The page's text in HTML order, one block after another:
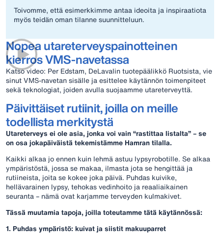
Toivomme, että esimerkkimme antaa ideoita ja inspiraatiota
myös teidän oman tilanne suunnitteluun.
Nopea utareterveyspainotteinen
kierros VMS-navetassa
Katso video: Per Edstam, DeLavalin tuotepäälikkö Ruotsista, vie
sinut VMS-navetan sisälle ja esittelee käytännön toimenpiteet
sekä teknologiat, joiden avulla suojaamme utareterveyttä.
Päivittäiset rutiinit, joilla on meille
todellista merkitystä
Utareterveys ei ole asia, jonka voi vain “rastittaa listalta” – se
on osa jokapäiväistä tekemistämme Hamran tilalla.
Kaikki alkaa jo ennen kuin lehmä astuu lypsyrobotille. Se alkaa
ympäristöstä, jossa se makaa, ilmasta jota se hengittää ja
rutiineista, joita se kokee joka päivä. Puhdas kuivike,
hellävarainen lypsy, tehokas vedinhoito ja reaaliaikainen
seuranta – nämä ovat karjamme terveyden kulmakivet.
Tässä muutamia tapoja, joilla toteutamme tätä käytännössä:
1. Puhdas ympäristö: kuivat ja siistit makuuparret